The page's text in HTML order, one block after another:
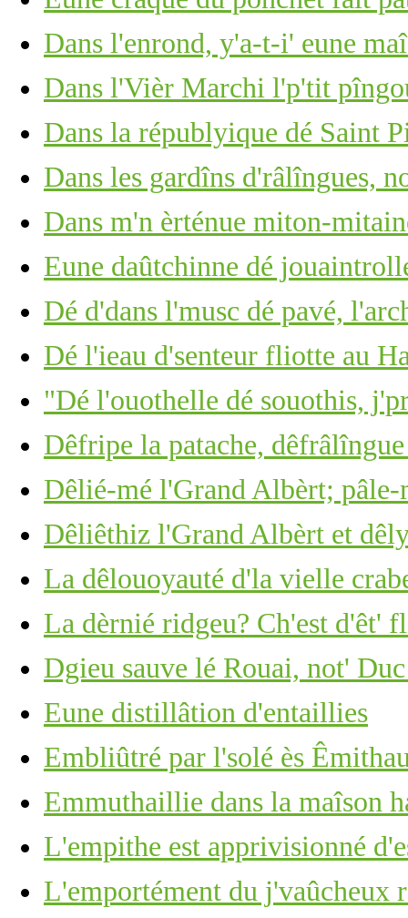
Dans l'enrond, y'a-t-i' eune
Dans l'Vièr Marchi l'p'tit
Dans la républyique dé Saint
Dans les gardîns d'râlîngues,
Dans m'n èrténue miton-
Eune daûtchinne dé
Dé d'dans l'musc dé pavé,
Dé l'ieau d'senteur fliotte au
"Dé l'ouothelle dé souothis,
Dêfripe la patache,
Dêlié-mé l'Grand Albèrt; pâle-
Dêliêthiz l'Grand Albèrt et
La dêlouoyauté d'la vielle
La dèrnié ridgeu? Ch'est d'êt'
Dgieu sauve lé Rouai, not'
Eune distillâtion d'entaillies
Embliûtré par l'solé ès
Emmuthaillie dans la maîson
L'empithe est apprivisionné
L'emportément du j'vaûcheux